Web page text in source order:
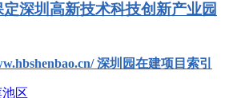
定深圳高新技术科技创新产业园
深圳园在建项目索引
区